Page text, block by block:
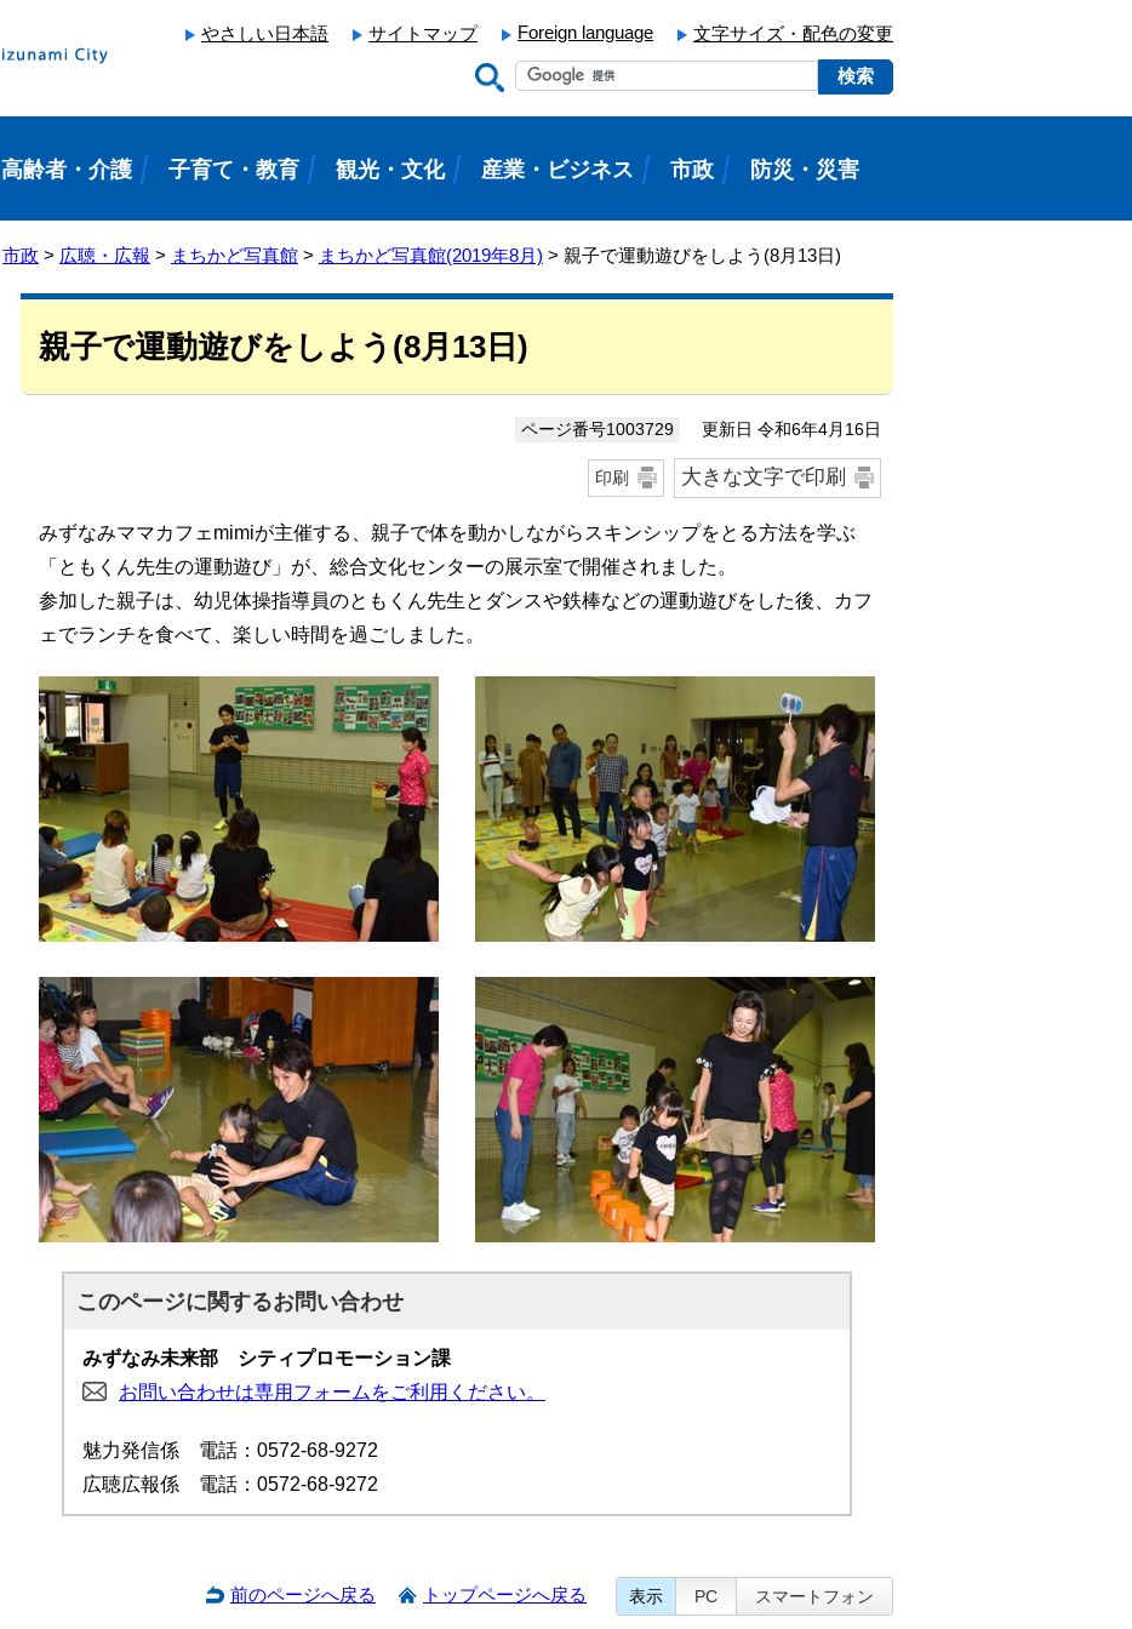
やさしい日本語 サイトマップ Foreign language 文字サイズ・配色の変更
高齢者・介護 子育て・教育 観光・文化 産業・ビジネス 市政 防災・災害
市政 > 広聴・広報 > まちかど写真館 > まちかど写真館(2019年8月) > 親子で運動遊びをしよう(8月13日)
親子で運動遊びをしよう(8月13日)
ページ番号1003729 更新日 令和6年4月16日
印刷 大きな文字で印刷
みずなみママカフェmimiが主催する、親子で体を動かしながらスキンシップをとる方法を学ぶ
「ともくん先生の運動遊び」が、総合文化センターの展示室で開催されました。
参加した親子は、幼児体操指導員のともくん先生とダンスや鉄棒などの運動遊びをした後、カフ
ェでランチを食べて、楽しい時間を過ごしました。
このページに関するお問い合わせ
みずなみ未来部 シティプロモーション課
お問い合わせは専用フォームをご利用ください。
魅力発信係 電話：0572-68-9272
広聴広報係 電話：0572-68-9272
前のページへ戻る トップページへ戻る 表示 PC スマートフォン